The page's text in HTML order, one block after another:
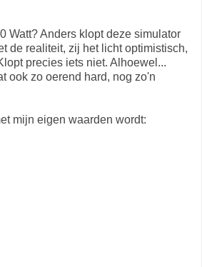
Watt? Anders klopt deze simulator
de realiteit, zij het licht optimistisch,
precies iets niet. Alhoewel...
ook zo oerend hard, nog zo'n
mijn eigen waarden wordt: